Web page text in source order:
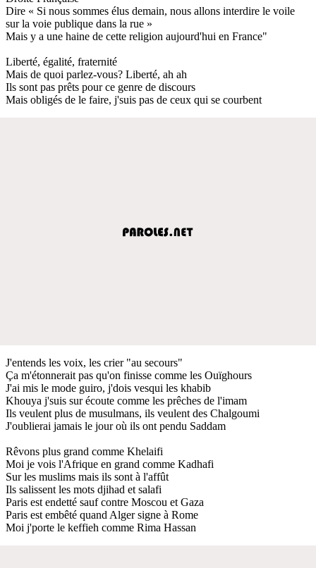
Dire « Si nous sommes élus demain, nous allons interdire le voile
sur la voie publique dans la rue »
Mais y a une haine de cette religion aujourd'hui en France"
Liberté, égalité, fraternité
Mais de quoi parlez-vous? Liberté, ah ah
Ils sont pas prêts pour ce genre de discours
Mais obligés de le faire, j'suis pas de ceux qui se courbent
J'entends les voix, les crier "au secours"
Ça m'étonnerait pas qu'on finisse comme les Ouïghours
J'ai mis le mode guiro, j'dois vesqui les khabib
Khouya j'suis sur écoute comme les prêches de l'imam
Ils veulent plus de musulmans, ils veulent des Chalgoumi
J'oublierai jamais le jour où ils ont pendu Saddam
Rêvons plus grand comme Khelaifi
Moi je vois l'Afrique en grand comme Kadhafi
Sur les muslims mais ils sont à l'affût
Ils salissent les mots djihad et salafi
Paris est endetté sauf contre Moscou et Gaza
Paris est embêté quand Alger signe à Rome
Moi j'porte le keffieh comme Rima Hassan